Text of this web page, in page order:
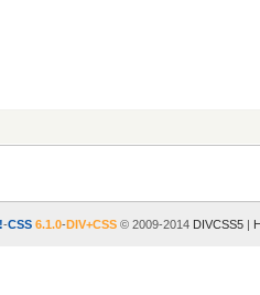
-CSS 6.1.0-DIV+CSS© 2009-2014 DIVCSS5|